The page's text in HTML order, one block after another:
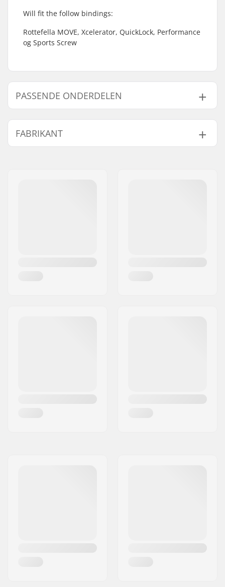
Will fit the follow bindings:
Rottefella MOVE, Xcelerator, QuickLock, Performance
og Sports Screw
PASSENDE ONDERDELEN
Vind producten die samen gaan met Rottefella
Classic Binding Flexor:
FABRIKANT